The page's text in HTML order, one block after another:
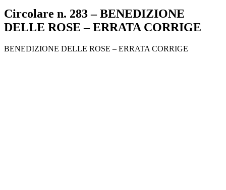
Circolare n. 283 – BENEDIZIONE
DELLE ROSE – ERRATA CORRIGE
BENEDIZIONE DELLE ROSE – ERRATA CORRIGE